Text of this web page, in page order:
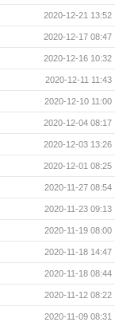
2020-12-21 13:52
2020-12-17 08:47
2020-12-16 10:32
2020-12-11 11:43
2020-12-10 11:00
2020-12-04 08:17
2020-12-03 13:26
2020-12-01 08:25
2020-11-27 08:54
2020-11-23 09:13
2020-11-19 08:00
2020-11-18 14:47
2020-11-18 08:44
2020-11-12 08:22
2020-11-09 08:31